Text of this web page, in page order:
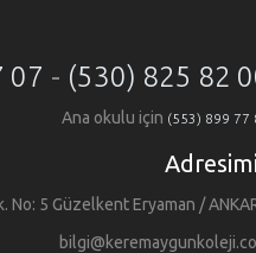
07 - (530) 825 82
Ana okulu için (553) 899 77
No: 5 Güzelkent Eryaman /